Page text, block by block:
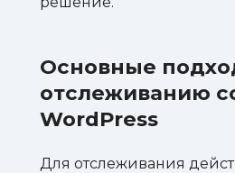
Основные
отслеживанию
WordPress
Для отслеживания